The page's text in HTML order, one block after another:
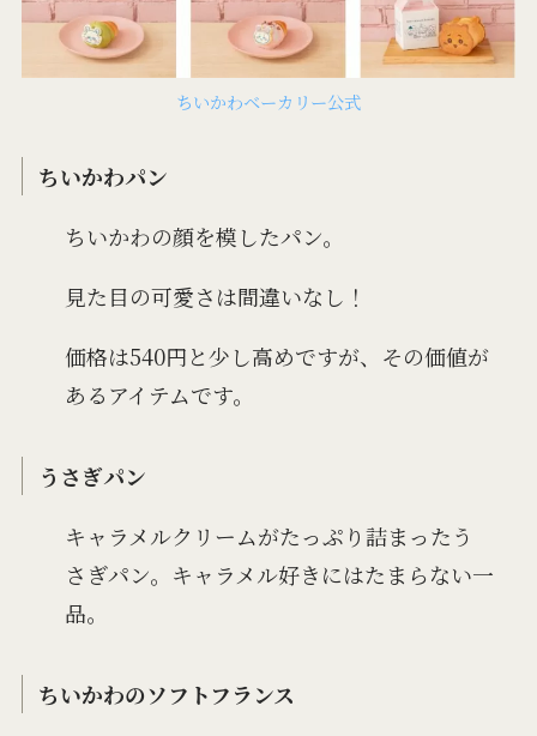
ちいかわベーカリー公式
ちいかわパン
ちいかわの顔を模したパン。
見た目の可愛さは間違いなし！
価格は540円と少し高めですが、その価値が
あるアイテムです。
うさぎパン
キャラメルクリームがたっぷり詰まったう
さぎパン。キャラメル好きにはたまらない一
品。
ちいかわのソフトフランス